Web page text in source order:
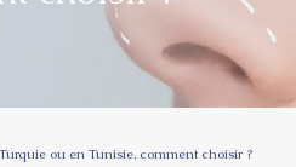
ou en Tunisie, comment choisir ?